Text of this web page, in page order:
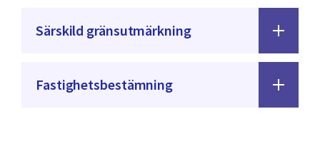
Särskild gränsutmärkning
Fastighetsbestämning